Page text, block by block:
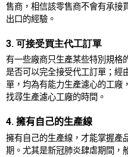
售商，相信該零售商不會有承接
出口的經驗。
3. 可接受買主代工訂單
有一些廠商只生產某些特別規格
是否可以完全接受代工訂單；經
單，均為有能力生產濾心的工廠
找尋生產濾心工廠的時間。
4. 擁有自己的生產線
擁有自己的生產線，才能掌握產
期。尤其是新冠肺炎肆虐期間，